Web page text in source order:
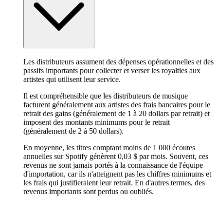
Les distributeurs assument des dépenses opérationnelles et des
passifs importants pour collecter et verser les royalties aux
artistes qui utilisent leur service.
Il est compréhensible que les distributeurs de musique
facturent généralement aux artistes des frais bancaires pour le
retrait des gains (généralement de 1 à 20 dollars par retrait) et
imposent des montants minimums pour le retrait
(généralement de 2 à 50 dollars).
En moyenne, les titres comptant moins de 1 000 écoutes
annuelles sur Spotify génèrent 0,03 $ par mois. Souvent, ces
revenus ne sont jamais portés à la connaissance de l'équipe
d'importation, car ils n'atteignent pas les chiffres minimums et
les frais qui justifieraient leur retrait. En d'autres termes, des
revenus importants sont perdus ou oubliés.